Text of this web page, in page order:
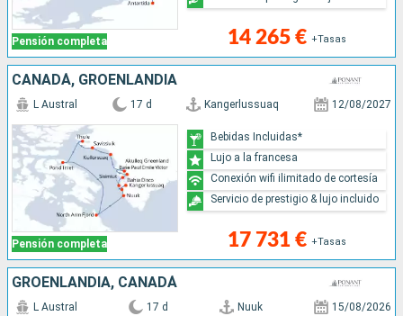
Pensión completa 14 265 € +Tasas
CANADÁ, GROENLANDIA
Pensión completa
L Austral 17 d Kangerlussuaq 12/08/2027
17 731 € +Tasas
Bebidas Incluidas*
Lujo a la francesa
Conexión wifi ilimitado de cortesía
Servicio de prestigio & lujo incluido
GROENLANDIA, CANADÁ
L Austral 17 d Nuuk 15/08/2026